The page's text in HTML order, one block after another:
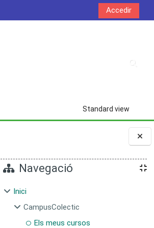
BlocsNavegació
Inici
CampusColectic
Els meus cursos
Accedir
Standard view